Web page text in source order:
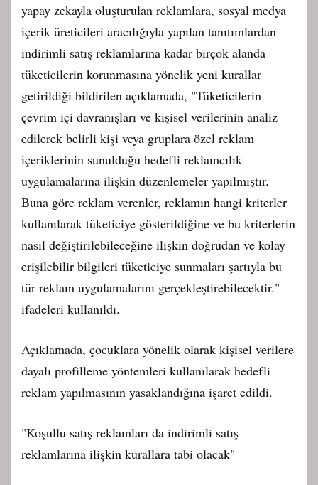
yapay zekayla oluşturulan reklamlara, sosyal medya
içerik üreticileri aracılığıyla yapılan tanıtımlardan
indirimli satış reklamlarına kadar birçok alanda
tüketicilerin korunmasına yönelik yeni kurallar
getirildiği bildirilen açıklamada, "Tüketicilerin
çevrim içi davranışları ve kişisel verilerinin analiz
edilerek belirli kişi veya gruplara özel reklam
içeriklerinin sunulduğu hedefli reklamcılık
uygulamalarına ilişkin düzenlemeler yapılmıştır.
Buna göre reklam verenler, reklamın hangi kriterler
kullanılarak tüketiciye gösterildiğine ve bu kriterlerin
nasıl değiştirilebileceğine ilişkin doğrudan ve kolay
erişilebilir bilgileri tüketiciye sunmaları şartıyla bu
tür reklam uygulamalarını gerçekleştirebilecektir."
ifadeleri kullanıldı.
Açıklamada, çocuklara yönelik olarak kişisel verilere
dayalı profilleme yöntemleri kullanılarak hedefli
reklam yapılmasının yasaklandığına işaret edildi.
"Koşullu satış reklamları da indirimli satış
reklamlarına ilişkin kurallara tabi olacak"